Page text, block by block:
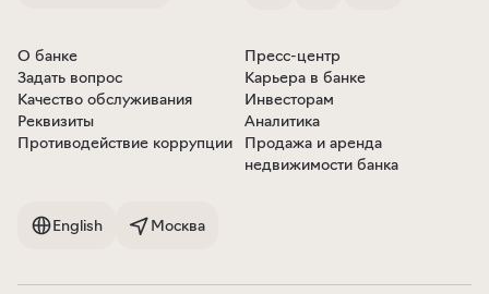
О банке
Задать вопрос
Качество обслуживания
Реквизиты
Противодействие коррупции
Пресс-центр
Карьера в банке
Инвесторам
Аналитика
Продажа и аренда
недвижимости банка
English Москва